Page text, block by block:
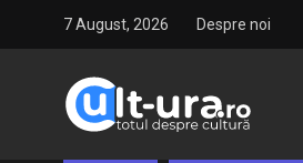
7 August, 2026 Despre noi